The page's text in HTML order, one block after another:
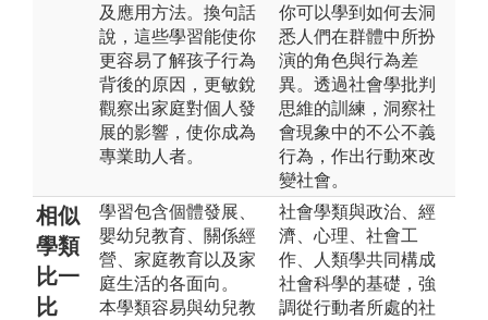
及應用方法。換句話
說，這些學習能使你
更容易了解孩子行為
背後的原因，更敏銳
觀察出家庭對個人發
展的影響，使你成為
專業助人者。
你可以學到如何去洞
悉人們在群體中所扮
演的角色與行為差
異。透過社會學批判
思維的訓練，洞察社
會現象中的不公不義
行為，作出行動來改
變社會。
相似
學類
比一
比
學習包含個體發展、
嬰幼兒教育、關係經
營、家庭教育以及家
庭生活的各面向。
本學類容易與幼兒教
社會學類與政治、經
濟、心理、社會工
作、人類學共同構成
社會科學的基礎，強
調從行動者所處的社